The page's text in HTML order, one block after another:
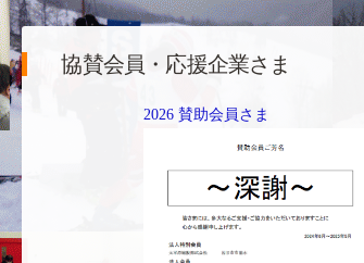
協賛会員・応援企業さま
2026 賛助会員さま